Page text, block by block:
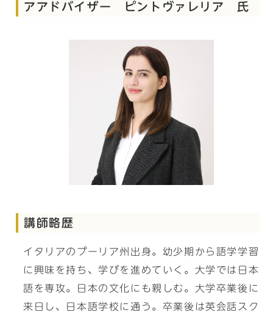
アアドバイザー ピントヴァレリア 氏
講師略歴
イタリアのプーリア州出身。幼少期から語学学習
に興味を持ち、学びを進めていく。大学では日本
語を専攻。日本の文化にも親しむ。大学卒業後に
来日し、日本語学校に通う。卒業後は英会話スク